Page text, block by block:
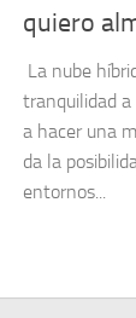
quiero
La nube
tranquilidad
a hacer una
da la
entornos...